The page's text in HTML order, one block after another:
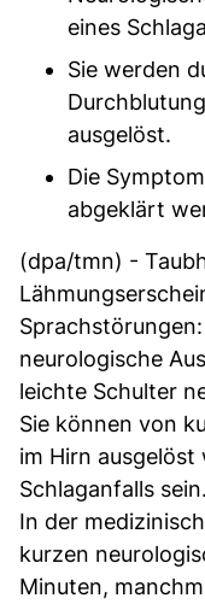
eines
Sie werden
ausgelöst.
Die
abgeklärt
(dpa/tmn) -
neurologische
leichte Schulter
Sie können von
im Hirn
Schlaganfalls sein.
In der
kurzen
Minuten,